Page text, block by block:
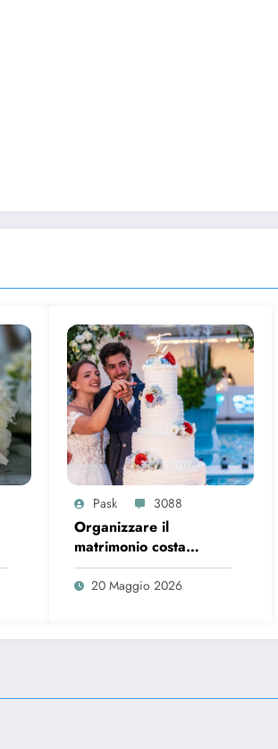
Pask 3088
Organizzare il
matrimonio costa
sempre di più, ecco i
dati del 2026
20 Maggio 2026